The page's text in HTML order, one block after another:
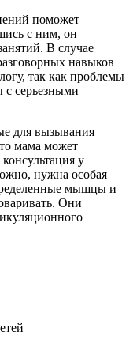
поможет
с ним, он
В случае
навыков
так как проблемы
с серьезными
для вызывания
мама может
у
нужна особая
мышцы и
Они